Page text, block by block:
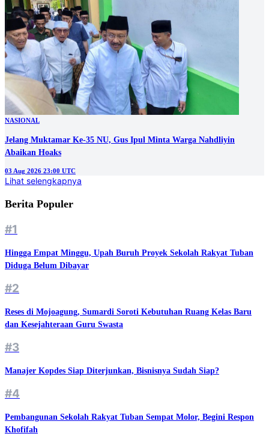
NASIONAL
Jelang Muktamar Ke-35 NU, Gus Ipul Minta Warga Nahdliyin
Abaikan Hoaks
03 Aug 2026 23:00 UTC
Lihat selengkapnya
Berita Populer
#1
Hingga Empat Minggu, Upah Buruh Proyek Sekolah Rakyat Tuban
Diduga Belum Dibayar
#2
Reses di Mojoagung, Sumardi Soroti Kebutuhan Ruang Kelas Baru
dan Kesejahteraan Guru Swasta
#3
Manajer Kopdes Siap Diterjunkan, Bisnisnya Sudah Siap?
#4
Pembangunan Sekolah Rakyat Tuban Sempat Molor, Begini Respon
Khofifah